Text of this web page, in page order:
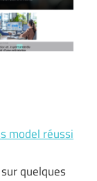
model réussi
quelques